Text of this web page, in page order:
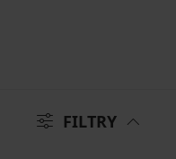
FILTRY